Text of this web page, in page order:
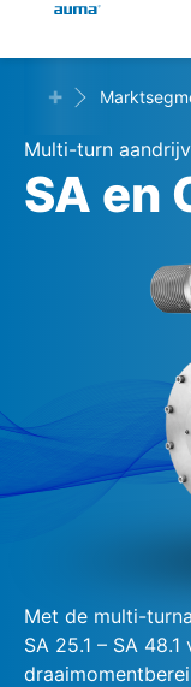
Producten
Oplossingen
Contact
Global
Europa
Azië en
Noord-
+
Multi-turn
SA en
Met de multi-
SA 25.1 – SA